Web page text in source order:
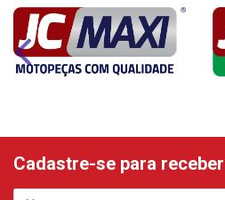
Cadastre-se para